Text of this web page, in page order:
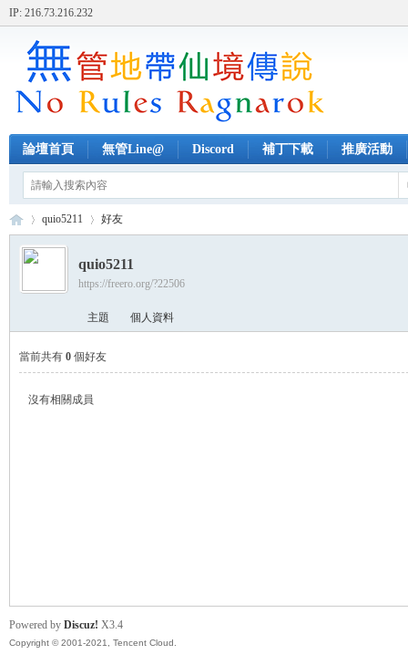
IP: 216.73.216.232
論壇首頁 無管Line@ Discord 補丁下載 推廣活動
›
quio5211 好友
quio5211
https://freero.org/?22506
主題 個人資料
當前共有 0 個好友
沒有相關成員
Powered by Discuz! X3.4
Copyright © 2001-2021, Tencent Cloud.